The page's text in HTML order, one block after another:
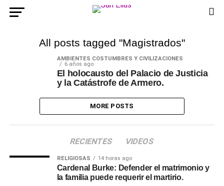
All posts tagged "Magistrados"
AMBIENTES COSTUMBRES Y CIVILIZACIONES
6 años ago
El holocausto del Palacio de Justicia
y la Catástrofe de Armero.
MORE POSTS
RECIENTES VIDEOS
RELIGIOSAS 14 horas ago
Cardenal Burke: Defender el matrimonio y
la familia puede requerir el martirio.